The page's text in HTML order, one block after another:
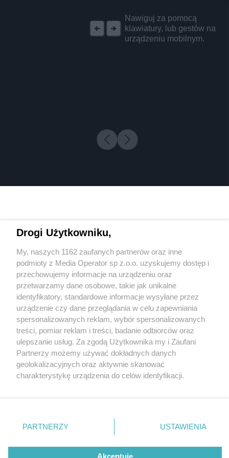
Nawiguj za pomocą
klawiatury, lub gestów na
urządzeniu mobilnym.
4 / 0
Wydawca mediów lokalnych
Nie zapomnij
zapoznać się z:
polityką prywatności regulamin korzystania z portali
Twojemiasto
Piekary Śląskie
Chorzów
Tarnowskie Góry
Gliwice
Skontakuj sięz nami
Kontakt
Wydawca
Redakcja
Drogi Użytkowniku,
My, naszych 1162 zaufanych partnerów oraz inne
podmioty z Media Operator sp z.o.o. uzyskujemy dostęp i
przechowujemy informacje na urządzeniu oraz
przetwarzamy dane osobowe, takie jak unikalne
identyfikatory, standardowe informacje wysyłane przez
urządzenie czy dane przeglądania w celu zapewniania
spersonalizowanych reklam, wybór spersonalizowanych
treści, pomiar reklam i treści, badanie odbiorców oraz
ulepszanie usług. Za zgodą Użytkownika my i Zaufani
Partnerzy możemy używać dokładnych danych
geolokalizacyjnych oraz aktywnie skanować
charakterystykę urządzenia do celów identyfikacji.
zmienić/wycofać klikając przycisk ustawień prywatności
znajdujący się w lewym dolnym rogu strony
rodzaje przetwarzania danych nie wymagają zgody
użytkownika, ale masz prawo sprzeciwić się takiemu
PARTNERZY USTAWIENIA
Akceptuję